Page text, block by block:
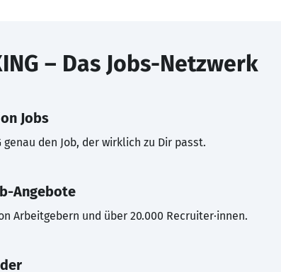
– Das Jobs-Netzwerk
Jobs
genau den Job, der wirklich zu Dir passt.
Angebote
Arbeitgebern und über 20.000 Recruiter·innen.